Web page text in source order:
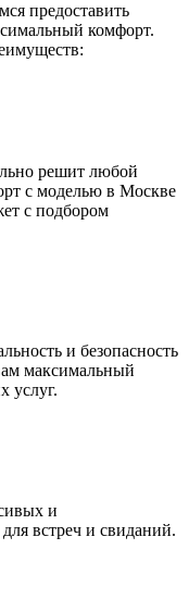
предоставить
комфорт.
решит любой
с моделью в Москве
с подбором
и безопасность
максимальный
услуг.
и
встреч и свиданий.